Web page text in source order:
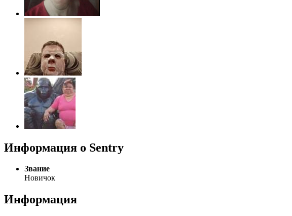
Информация о Sentry
Звание
Новичок
Информация